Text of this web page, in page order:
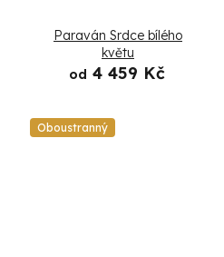
Paraván Srdce bílého
květu
od 4 459 Kč
Oboustranný